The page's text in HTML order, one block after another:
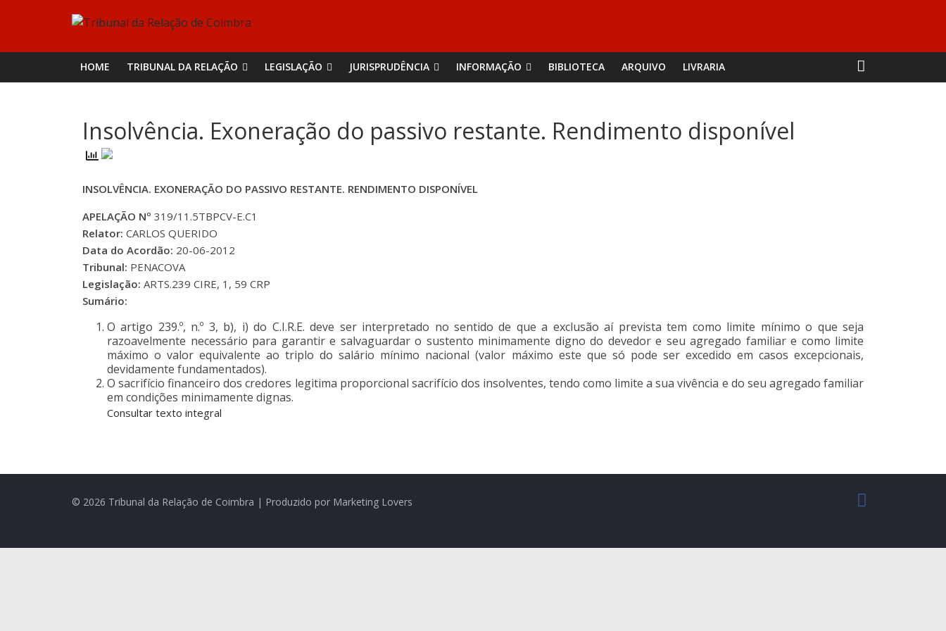
Tribunal
da
Relação
de
Coimbra
HOME TRIBUNAL DA RELAÇÃO LEGISLAÇÃO JURISPRUDÊNCIA INFORMAÇÃO BIBLIOTECA ARQUIVO LIVRARIA
Insolvência. Exoneração do passivo restante. Rendimento disponível
INSOLVÊNCIA. EXONERAÇÃO DO PASSIVO RESTANTE. RENDIMENTO DISPONÍVEL
APELAÇÃO Nº 319/11.5TBPCV-E.C1
Relator: CARLOS QUERIDO
Data do Acordão: 20-06-2012
Tribunal: PENACOVA
Legislação: ARTS.239 CIRE, 1, 59 CRP
Sumário:
O artigo 239.º, n.º 3, b), i) do C.I.R.E. deve ser interpretado no sentido de que a exclusão aí prevista tem como limite mínimo o que seja
razoavelmente necessário para garantir e salvaguardar o sustento minimamente digno do devedor e seu agregado familiar e como limite
máximo o valor equivalente ao triplo do salário mínimo nacional (valor máximo este que só pode ser excedido em casos excepcionais,
devidamente fundamentados).
O sacrifício financeiro dos credores legitima proporcional sacrifício dos insolventes, tendo como limite a sua vivência e do seu agregado familiar
em condições minimamente dignas.
Consultar texto integral
© 2026 Tribunal da Relação de Coimbra | Produzido por Marketing Lovers